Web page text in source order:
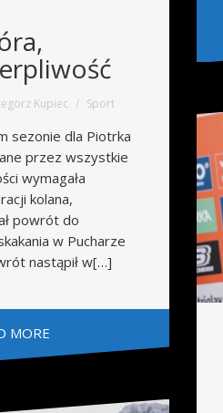
Kupiec Sport
sezonie dla Piotrka
przez wszystkie
wymagała
kolana,
powrót do
w Pucharze
nastąpił w[…]
MORE